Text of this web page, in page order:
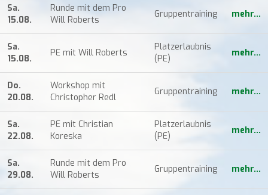
Sa.
15.08.
Runde mit dem Pro
Will Roberts
Gruppentraining mehr...
Sa.
15.08.
PE mit Will Roberts
Platzerlaubnis
(PE)
mehr...
Do.
20.08.
Workshop mit
Christopher Redl
Gruppentraining mehr...
Sa.
22.08.
PE mit Christian
Koreska
Platzerlaubnis
(PE)
mehr...
Sa.
29.08.
Runde mit dem Pro
Will Roberts
Gruppentraining mehr...